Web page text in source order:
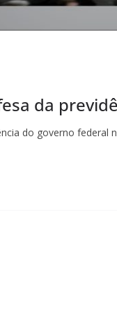
da
do governo federal